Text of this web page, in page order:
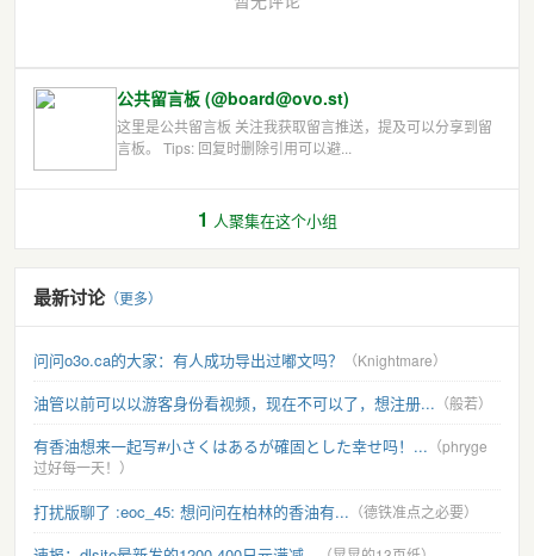
公共留言板 (@board@ovo.st)
这里是公共留言板 关注我获取留言推送，提及可以分享到留
言板。 Tips: 回复时删除引用可以避...
1 人聚集在这个小组
最新讨论（更多）
问问o3o.ca的大家：有人成功导出过嘟文吗？ （Knightmare）
油管以前可以以游客身份看视频，现在不可以了，想注册... （般若）
有香油想来一起写#小さくはあるが確固とした幸せ吗！... （phryge
过好每一天！）
打扰版聊了 :eoc_45: 想问问在柏林的香油有... （德铁准点之必要）